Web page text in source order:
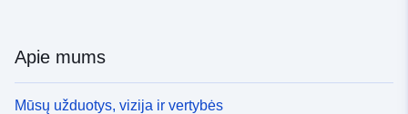
Apie mums
Mūsų užduotys, vizija ir vertybės